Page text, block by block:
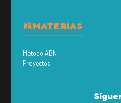
MATERIAS
Método ABN
Proyectos